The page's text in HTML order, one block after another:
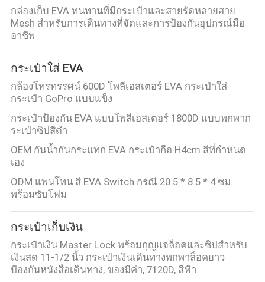
PRIVACY
POLICY
กล่องเก็บ EVA ทนทานที่มีกระเป๋าและสายรัดหลายสาย
Mesh สําหรับการเดินทางที่จัดและการป้องกันอุปกรณ์มือ
อาชีพ
กระเป๋าใส่ EVA
กล้องโทรทรรศน์ 600D โพลีเอสเตอร์ EVA กระเป๋าใส่
กระเป๋า GoPro แบบแข็ง
กระเป๋าป้องกัน EVA แบบโพลีเอสเตอร์ 1800D แบบพกพาก
ระเป๋าซิปสีดำ
OEM กันน้ำกันกระแทก EVA กระเป๋าถือ H4cm สีที่กำหนด
เอง
ODM แพนโทน สี EVA Switch กรณี 20.5 * 8.5 * 4 ซม.
พร้อมซับโฟม
กระเป๋าเก็บเงิน
กระเป๋าเงิน Master Lock พร้อมกุญแจล็อคและซิปสําหรับ
เงินสด 11-1/2 นิ้ว กระเป๋าเงินเดินทางพกพาล็อคยาว
ป้องกันหนังสือเดินทาง, ของมีค่า, 7120D, สีฟ้า